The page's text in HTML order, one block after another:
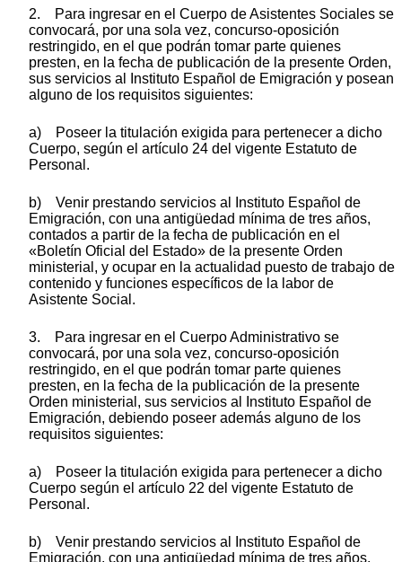
2. Para ingresar en el Cuerpo de Asistentes Sociales se
convocará, por una sola vez, concurso-oposición
restringido, en el que podrán tomar parte quienes
presten, en la fecha de publicación de la presente Orden,
sus servicios al Instituto Español de Emigración y posean
alguno de los requisitos siguientes:
a) Poseer la titulación exigida para pertenecer a dicho
Cuerpo, según el artículo 24 del vigente Estatuto de
Personal.
b) Venir prestando servicios al Instituto Español de
Emigración, con una antigüedad mínima de tres años,
contados a partir de la fecha de publicación en el
«Boletín Oficial del Estado» de la presente Orden
ministerial, y ocupar en la actualidad puesto de trabajo de
contenido y funciones específicos de la labor de
Asistente Social.
3. Para ingresar en el Cuerpo Administrativo se
convocará, por una sola vez, concurso-oposición
restringido, en el que podrán tomar parte quienes
presten, en la fecha de la publicación de la presente
Orden ministerial, sus servicios al Instituto Español de
Emigración, debiendo poseer además alguno de los
requisitos siguientes:
a) Poseer la titulación exigida para pertenecer a dicho
Cuerpo según el artículo 22 del vigente Estatuto de
Personal.
b) Venir prestando servicios al Instituto Español de
Emigración, con una antigüedad mínima de tres años,